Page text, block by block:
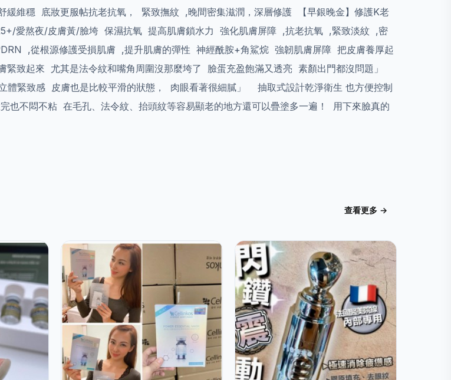
緩維穩 底妝更服帖抗老抗氧， 緊致撫紋 ,晚間密集滋潤，深層修護 【早銀晚金】修護K老
愛熬夜/皮膚黃/臉垮 保濕抗氧 提高肌膚鎖水力 強化肌膚屏障 ,抗老抗氧 ,緊致淡紋 ,密
,從根源修護受損肌膚 ,提升肌膚的彈性 神經酰胺+角鯊烷 強韌肌膚屏障 把皮膚養厚起
致起來 尤其是法令紋和嘴角周圍沒那麼垮了 臉蛋充盈飽滿又透亮 素顏出門都沒問題」
體緊致感 皮膚也是比較平滑的狀態， 肉眼看著很細膩」 抽取式設計乾淨衛生 也方便控制
不悶不粘 在毛孔、法令紋、抬頭紋等容易顯老的地方還可以疊塗多一遍！ 用下來臉真的
查看更多 →